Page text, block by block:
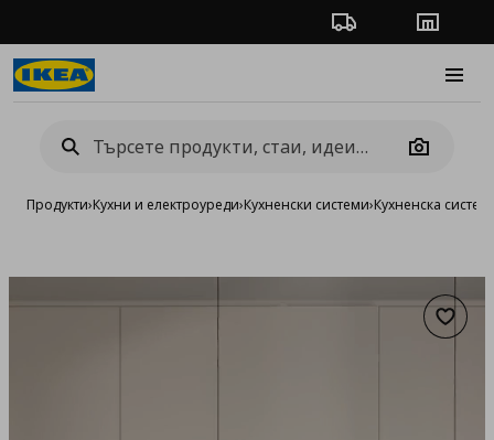
Проследяване на
Camera
Продукти›Кухни и електроуреди›Кухненски системи›Кухненска